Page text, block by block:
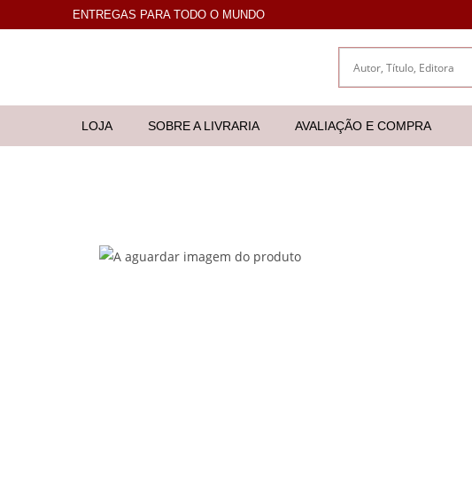
ENTREGAS PARA TODO O MUNDO
LOJA SOBRE A LIVRARIA AVALIAÇÃO E COMPRA